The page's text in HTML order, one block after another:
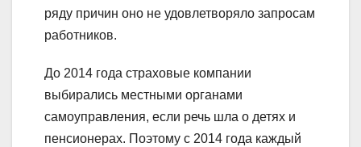
ряду причин оно не удовлетворяло запросам
работников.
До 2014 года страховые компании
выбирались местными органами
самоуправления, если речь шла о детях и
пенсионерах. Поэтому с 2014 года каждый